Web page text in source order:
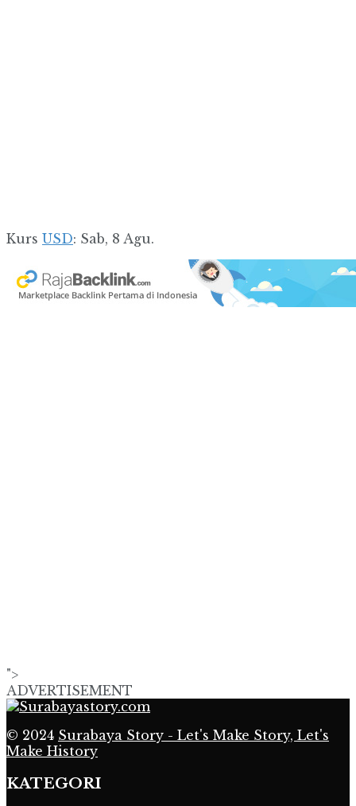
Kurs USD: Sab, 8 Agu.
">
ADVERTISEMENT
© 2024 Surabaya Story - Let's Make Story, Let's
Make History
KATEGORI